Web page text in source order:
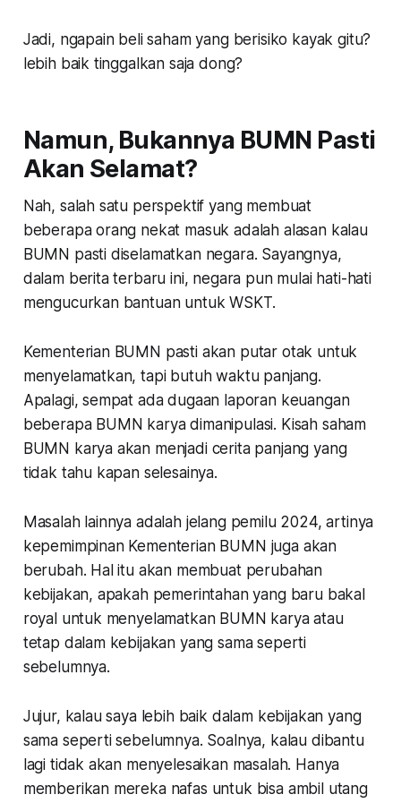
Jadi, ngapain beli saham yang berisiko kayak gitu?
lebih baik tinggalkan saja dong?
Namun, Bukannya BUMN Pasti
Akan Selamat?
Nah, salah satu perspektif yang membuat
beberapa orang nekat masuk adalah alasan kalau
BUMN pasti diselamatkan negara. Sayangnya,
dalam berita terbaru ini, negara pun mulai hati-hati
mengucurkan bantuan untuk WSKT.
Kementerian BUMN pasti akan putar otak untuk
menyelamatkan, tapi butuh waktu panjang.
Apalagi, sempat ada dugaan laporan keuangan
beberapa BUMN karya dimanipulasi. Kisah saham
BUMN karya akan menjadi cerita panjang yang
tidak tahu kapan selesainya.
Masalah lainnya adalah jelang pemilu 2024, artinya
kepemimpinan Kementerian BUMN juga akan
berubah. Hal itu akan membuat perubahan
kebijakan, apakah pemerintahan yang baru bakal
royal untuk menyelamatkan BUMN karya atau
tetap dalam kebijakan yang sama seperti
sebelumnya.
Jujur, kalau saya lebih baik dalam kebijakan yang
sama seperti sebelumnya. Soalnya, kalau dibantu
lagi tidak akan menyelesaikan masalah. Hanya
memberikan mereka nafas untuk bisa ambil utang